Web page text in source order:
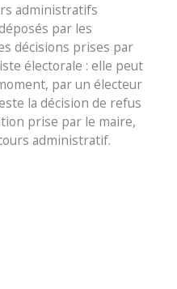
administratifs
par les
décisions prises par
électorale : elle peut
par un électeur
la décision de refus
prise par le maire,
administratif.